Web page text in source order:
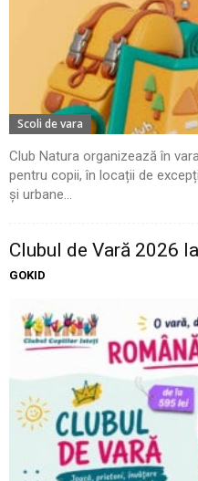
Scoli de vara
Club Natura organizează în
pentru copii, în locații de
și urbane...
Clubul de Vară 2026
GOKID